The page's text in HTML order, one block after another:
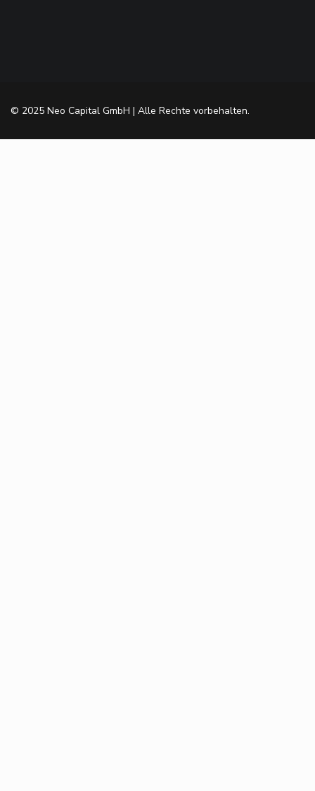
© 2025 Neo Capital GmbH | Alle Rechte vorbehalten.